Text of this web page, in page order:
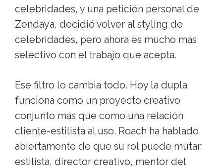
celebridades, y una petición personal de
Zendaya, decidió volver al styling de
celebridades, pero ahora es mucho más
selectivo con el trabajo que acepta.
Ese filtro lo cambia todo. Hoy la dupla
funciona como un proyecto creativo
conjunto más que como una relación
cliente-estilista al uso. Roach ha hablado
abiertamente de que su rol puede mutar:
estilista, director creativo, mentor del